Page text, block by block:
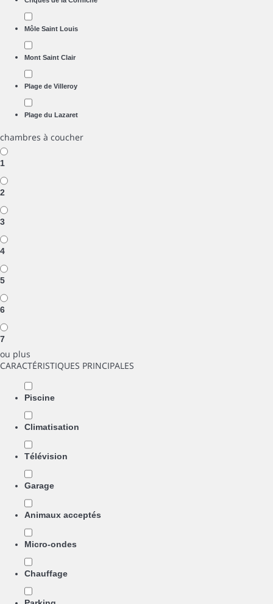
Môle Saint Louis
Mont Saint Clair
Plage de Villeroy
Plage du Lazaret
chambres à coucher
1
2
3
4
5
6
7
ou plus
CARACTÉRISTIQUES PRINCIPALES
Piscine
Climatisation
Télévision
Garage
Animaux acceptés
Micro-ondes
Chauffage